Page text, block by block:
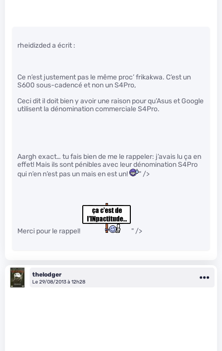
rheidizded a écrit :
Ce n’est justement pas le même proc’ frikakwa. C’est un
S600 sous-cadencé et non un S4Pro,
Ceci dit il doit bien y avoir une raison pour qu’Asus et Google
utilisent la dénomination commerciale S4Pro.
Aargh exact… tu fais bien de me le rappeler: j’avais lu ça en
effet! Mais ils sont pénibles avec leur dénomination S4Pro
qui n’en n’est pas un mais en est un!
" />
Merci pour le rappel! " />
thelodger
Le 29/08/2013 à 12h28